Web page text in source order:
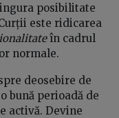
posibilitate
este ridicarea
în cadrul
normale.
deosebire de
bună perioadă de
activă. Devine